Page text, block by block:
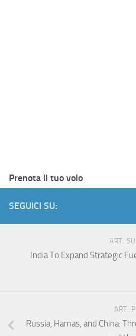
Prenota il tuo volo
SEGUICI SU:
ART.
India To Expand Strategic
ART.
Russia, Hamas, and China: